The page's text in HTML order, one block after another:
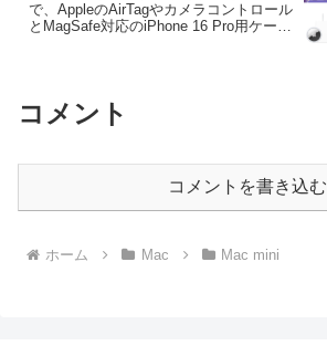
で、AppleのAirTagやカメラコントロール
とMagSafe対応のiPhone 16 Pro用ケー
コメント
コメントを書き込む
ホーム Mac Mac mini